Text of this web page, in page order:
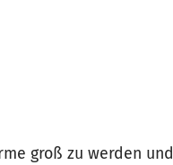
groß zu werden und